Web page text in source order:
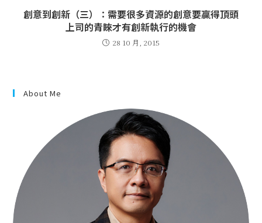
創意到創新（三）：需要很多資源的創意要贏得頂頭
上司的青睞才有創新執行的機會
28 10 月, 2015
About Me